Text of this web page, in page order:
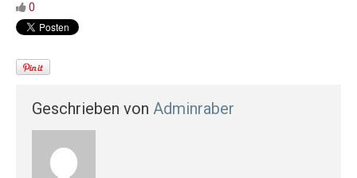
0
Geschrieben von Adminraber